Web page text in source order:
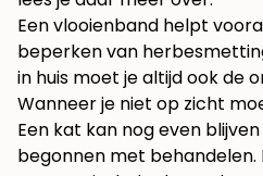
Een vlooienband helpt
beperken van
in huis moet je altijd ook de
Wanneer je niet op zicht
Een kat kan nog even
begonnen met